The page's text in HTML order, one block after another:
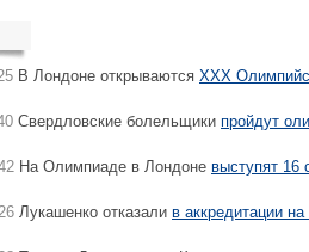
В Лондоне открываются XXX
Свердловские болельщики пройдут
На Олимпиаде в Лондоне выступят 16
Лукашенко отказали в аккредитации